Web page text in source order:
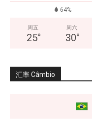
64%
周五
25°
周六
30°
汇率 Câmbio